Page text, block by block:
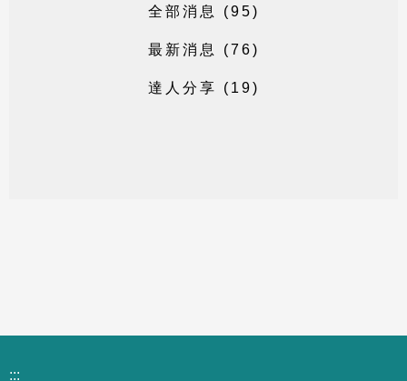
全 部 消 息 (95)
最 新消 息 (7 6)
達 人 分 享 ( 1 9)
:::